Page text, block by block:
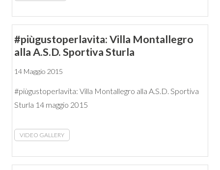
#piùgustoperlavita: Villa Montallegro
alla A.S.D. Sportiva Sturla
14 Maggio 2015
#piùgustoperlavita: Villa Montallegro alla A.S.D. Sportiva
Sturla 14 maggio 2015
VIDEO GALLERY